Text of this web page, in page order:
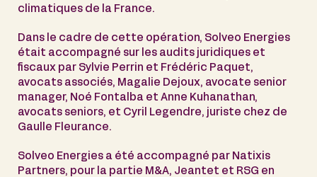
climatiques de la France.
Dans le cadre de cette opération, Solveo Energies
était accompagné sur les audits juridiques et
fiscaux par Sylvie Perrin et Frédéric Paquet,
avocats associés, Magalie Dejoux, avocate senior
manager, Noé Fontalba et Anne Kuhanathan,
avocats seniors, et Cyril Legendre, juriste chez de
Gaulle Fleurance.
Solveo Energies a été accompagné par Natixis
Partners, pour la partie M&A, Jeantet et RSG en